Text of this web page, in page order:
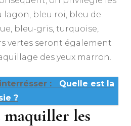
lagon, bleu roi, bleu de
bleu-gris, turquoise,
vertes seront également
des yeux marron.
:
Quelle est la
?
maquiller les